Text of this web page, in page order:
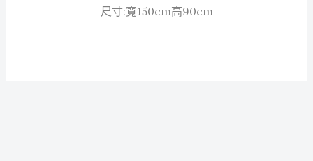
尺寸:寬150cm高90cm